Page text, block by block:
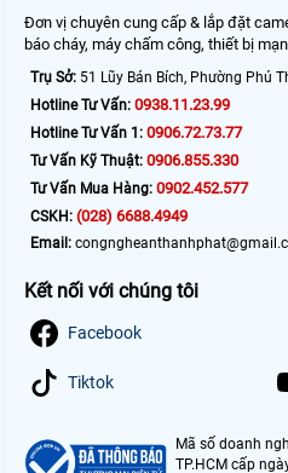
Đơn vị chuyên cung cấp & lắp đặt
báo cháy, máy chấm công, thiết bị
Trụ Sở: 51 Lũy Bán Bích, Phường Phú
Hotline Tư Vấn: 0938.11.23.99
Hotline Tư Vấn 1: 0906.72.73.77
Tư Vấn Kỹ Thuật: 0906.855.330
Tư Vấn Mua Hàng: 0902.452.577
CSKH: (028) 6688.4949
Email:
Kết nối với chúng tôi
Facebook
Tiktok
Mã số doanh
TP.HCM cấp